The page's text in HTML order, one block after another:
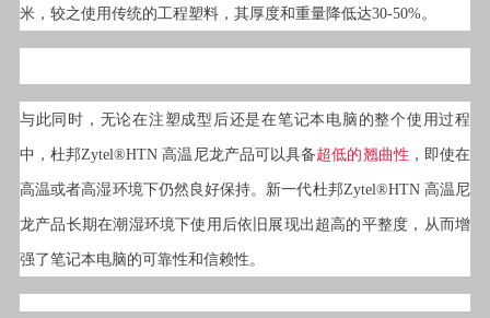
米，较之使用传统的工程塑料，其厚度和重量降低达30-50%。
与此同时，无论在注塑成型后还是在笔记本电脑的整个使用过程
中，杜邦Zytel®HTN 高温尼龙产品可以具备超低的翘曲性 ，即使在
高温或者高湿环境下仍然良好保持。新一代杜邦Zytel®HTN 高温尼
龙产品长期在潮湿环境下使用后依旧展现出超高的平整度，从而增
强了笔记本电脑的可靠性和信赖性。